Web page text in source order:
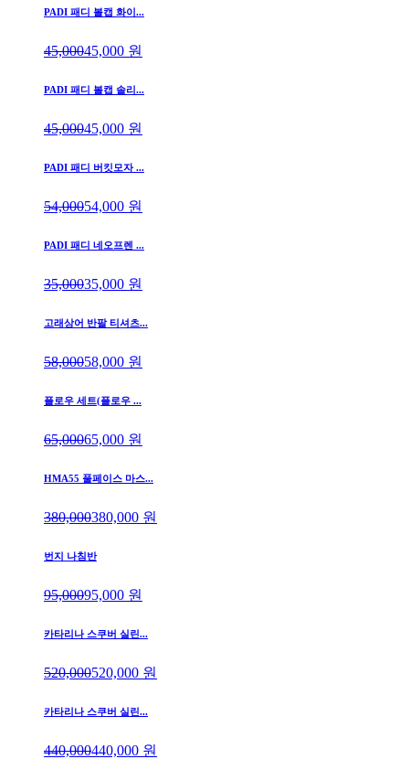
PADI 패디 볼캡 화이...
45,00045,000 원
PADI 패디 볼캡 솔리...
45,00045,000 원
PADI 패디 버킷모자 ...
54,00054,000 원
PADI 패디 네오프렌 ...
35,00035,000 원
고래상어 반팔 티셔츠...
58,00058,000 원
플로우 세트(플로우 ...
65,00065,000 원
HMA55 풀페이스 마스...
380,000380,000 원
번지 나침반
95,00095,000 원
카타리나 스쿠버 실린...
520,000520,000 원
카타리나 스쿠버 실린...
440,000440,000 원